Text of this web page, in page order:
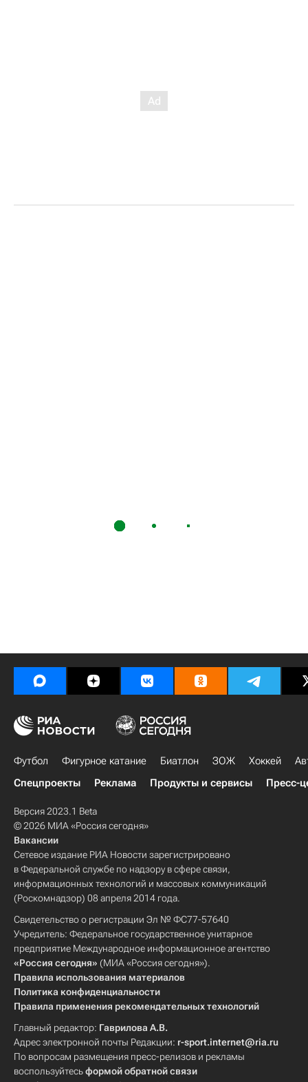
Футбол Фигурное катание Биатлон ЗОЖ Хоккей
Спецпроекты
Реклама Продукты и сервисы Пресс-
Версия 2023.1 Beta
© 2026 МИА «Россия сегодня»
Вакансии
Сетевое издание РИА Новости зарегистрировано
в Федеральной службе по надзору в сфере связи,
информационных технологий и массовых коммуникаций
(Роскомнадзор) 08 апреля 2014 года.
Свидетельство о регистрации Эл № ФС77-57640
Учредитель: Федеральное государственное унитарное
предприятие Международное информационное агентство
«Россия сегодня» (МИА «Россия сегодня»).
Правила использования материалов
Политика конфиденциальности
Правила применения рекомендательных технологий
Главный редактор: Гаврилова А.В.
Адрес электронной почты Редакции: r-sport.internet@ria.ru
По вопросам размещения пресс-релизов и рекламы
воспользуйтесьформой обратной связи